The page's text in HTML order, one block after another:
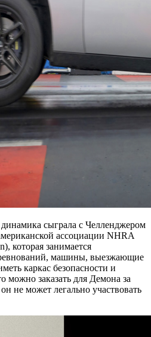
сыграла с Челленджером
ассоциации NHRA
которая занимается
машины, выезжающие
каркас безопасности и
можно заказать для Демона за
не может легально участвовать